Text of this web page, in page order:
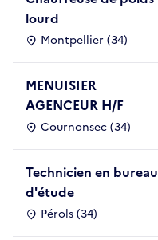
lourd
Montpellier (34)
MENUISIER
AGENCEUR H/F
Cournonsec (34)
Technicien en bureau
d'étude
Pérols (34)